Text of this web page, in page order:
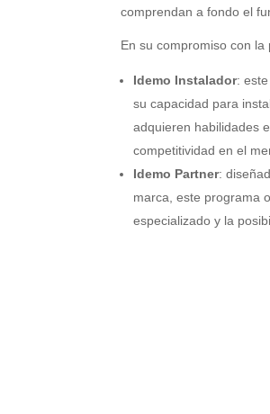
comprendan a fondo el
En su compromiso con
Idemo Instalador:
su capacidad para
adquieren habilidades
competitividad en el
Idemo Partner:
marca, este programa
especializado y la